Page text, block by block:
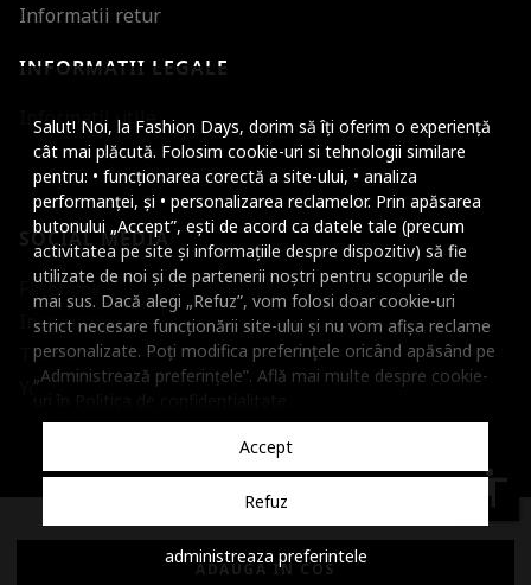
Salut! Noi, la Fashion Days, dorim să îți oferim o experiență
cât mai plăcută. Folosim cookie-uri si tehnologii similare
pentru: • funcționarea corectă a site-ului, • analiza
performanței, și • personalizarea reclamelor. Prin apăsarea
butonului „Accept”, ești de acord ca datele tale (precum
activitatea pe site și informațiile despre dispozitiv) să fie
utilizate de noi și de partenerii noștri pentru scopurile de
mai sus. Dacă alegi „Refuz”, vom folosi doar cookie-uri
strict necesare funcționării site-ului și nu vom afișa reclame
personalizate. Poți modifica preferințele oricând apăsând pe
„Administrează preferințele”. Află mai multe despre cookie-
Accept
Refuz
administreaza preferintele
ADAUGA IN COS
Informatii retur
INFORMATII LEGALE
Informatii utile
SOCIAL MEDIA
Facebook
Instagram
TikTok
Youtube
© 2001 - 2026 Dante International, CUI: 14399840, Reg. Com.
accessibility
Micsoreaza
Mareste spatierea
Micsoreaza
Mareste inaltimea
Micsoreaza
Inverseaza culorile
Nuante de gri
Cursor mare
Subliniaza link-urile